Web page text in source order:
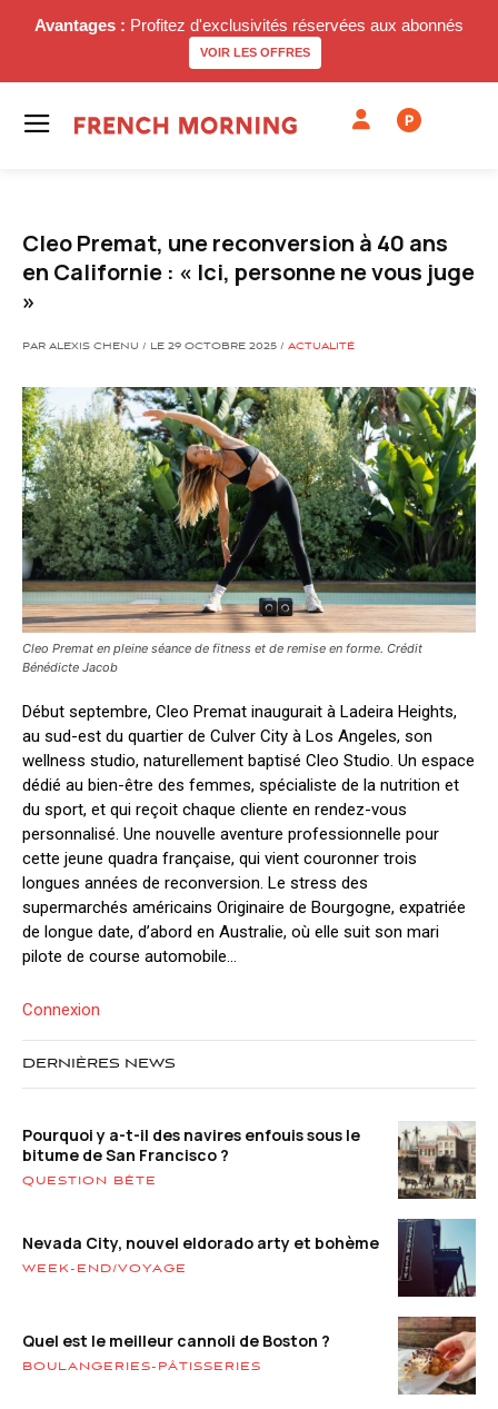
Avantages : Profitez d'exclusivités réservées aux abonnés
VOIR LES OFFRES
P
Cleo Premat, une reconversion à 40 ans
en Californie : « Ici, personne ne vous juge
»
PAR ALEXIS CHENU / LE 29 OCTOBRE 2025 / ACTUALITÉ
Cleo Premat en pleine séance de fitness et de remise en forme. Crédit
Bénédicte Jacob
Début septembre, Cleo Premat inaugurait à Ladeira Heights,
au sud-est du quartier de Culver City à Los Angeles, son
wellness studio, naturellement baptisé Cleo Studio. Un espace
dédié au bien-être des femmes, spécialiste de la nutrition et
du sport, et qui reçoit chaque cliente en rendez-vous
personnalisé. Une nouvelle aventure professionnelle pour
cette jeune quadra française, qui vient couronner trois
longues années de reconversion. Le stress des
supermarchés américains Originaire de Bourgogne, expatriée
de longue date, d’abord en Australie, où elle suit son mari
pilote de course automobile...
Connexion
DERNIÈRES NEWS
Pourquoi y a-t-il des navires enfouis sous le
bitume de San Francisco ?
QUESTION BÊTE
Nevada City, nouvel eldorado arty et bohème
WEEK-END/VOYAGE
Quel est le meilleur cannoli de Boston ?
BOULANGERIES-PÂTISSERIES